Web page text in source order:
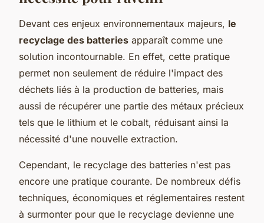
Devant ces enjeux environnementaux majeurs, le
recyclage des batteries apparaît comme une
solution incontournable. En effet, cette pratique
permet non seulement de réduire l'impact des
déchets liés à la production de batteries, mais
aussi de récupérer une partie des métaux précieux
tels que le lithium et le cobalt, réduisant ainsi la
nécessité d'une nouvelle extraction.
Cependant, le recyclage des batteries n'est pas
encore une pratique courante. De nombreux défis
techniques, économiques et réglementaires restent
à surmonter pour que le recyclage devienne une